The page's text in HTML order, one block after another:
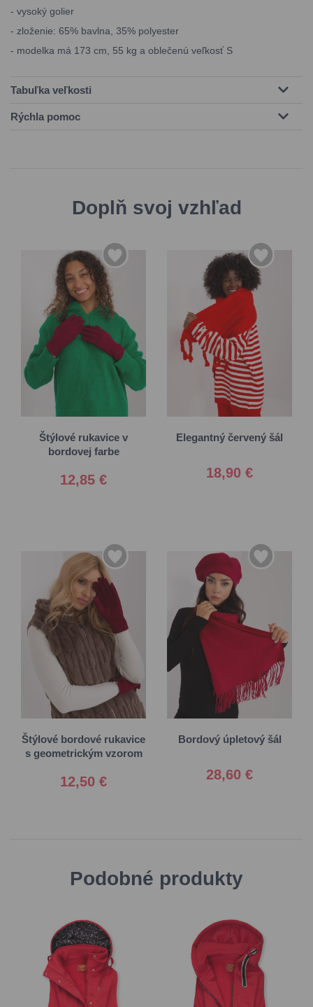
- vysoký golier
- zloženie: 65% bavlna, 35% polyester
- modelka má 173 cm, 55 kg a oblečenú veľkosť S
Tabuľka veľkosti
Rýchla pomoc
Doplň svoj vzhľad
Štýlové rukavice v
bordovej farbe
12,85 €
L/XL
Elegantný červený šál
18,90 €
Univerzálna
Štýlové bordové rukavice
s geometrickým vzorom
12,50 €
S/M
L/XL
Bordový úpletový šál
28,60 €
Univerzálna
Podobné produkty